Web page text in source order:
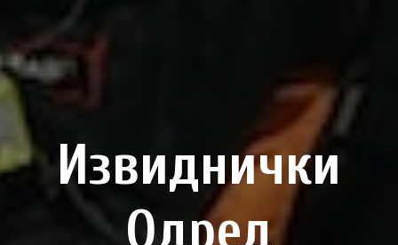
Извиднички
Одред